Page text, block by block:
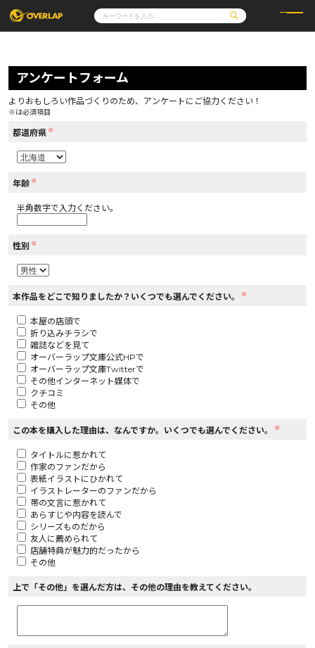
コミック
コミックガルド
コミッククリエ
LiQulle
ラブパルフェ
ライトノベル
ロサージュノベルス
その他
コミックエッセイ
通販・NEWS
OVERLAP STORE
アクセス
オーバーラップホールディングス
コミックパルフェ
アンケートフォーム
よりおもしろい作品づくりのため、アンケートにご協力ください！
※は必須項目
都道府県 ※
年齢 ※
半角数字で入力ください。
性別 ※
本作品をどこで知りましたか？いくつでも選んでください。 ※
本屋の店頭で
折り込みチラシで
雑誌などを見て
オーバーラップ文庫公式HPで
オーバーラップ文庫Twitterで
その他インターネット媒体で
クチコミ
その他
この本を購入した理由は、なんですか。いくつでも選んでください。 ※
タイトルに惹かれて
作家のファンだから
表紙イラストにひかれて
イラストレーターのファンだから
帯の文言に惹かれて
あらすじや内容を読んで
シリーズものだから
友人に薦められて
店舗特典が魅力的だったから
その他
上で「その他」を選んだ方は、その他の理由を教えてください。